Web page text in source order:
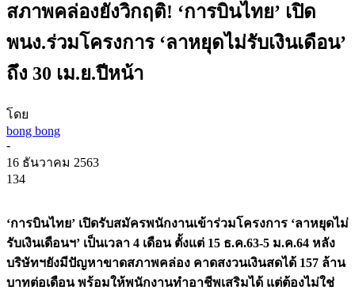
สภาพคล่องยังวิกฤติ! ‘การบินไทย’ เปิด
พนง.ร่วมโครงการ ‘ลาหยุดไม่รับเงินเดือน’
ถึง 30 เม.ย.ปีหน้า
โดย
bong bong
-
16 ธันวาคม 2563
134
‘การบินไทย’ เปิดรับสมัครพนักงานเข้าร่วมโครงการ ‘ลาหยุดไม่
รับเงินเดือนฯ’ เป็นเวลา 4 เดือน ตั้งแต่ 15 ธ.ค.63-5 ม.ค.64 หลัง
บริษัทฯยังมีปัญหาขาดสภาพคล่อง คาดสงวนเงินสดได้ 157 ล้าน
บาทต่อเดือน พร้อมให้พนักงานทำอาชีพเสริมได้ แต่ต้องไม่ใช่